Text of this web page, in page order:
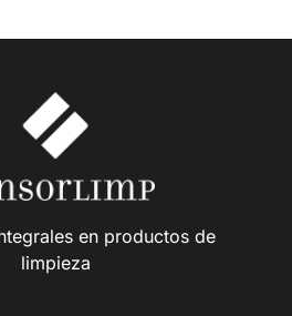
en productos de
limpieza